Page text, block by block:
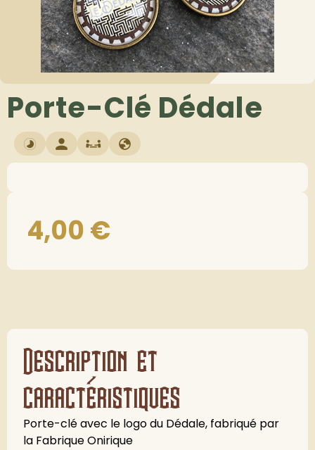
Porte-Clé Dédale
4,00€
Description et
caractéristiques
Porte-clé avec le logo du Dédale, fabriqué par
la Fabrique Onirique